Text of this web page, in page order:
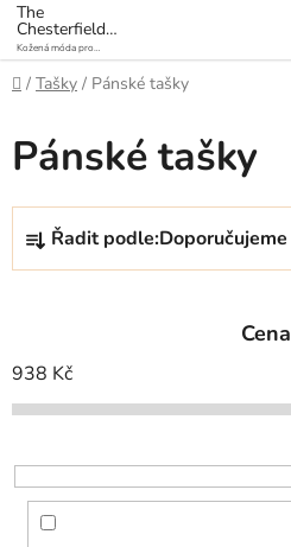
Přejít
na
obsah
The
Chesterfield
Brand
Kožená móda pro
každý den
Domů
/ Tašky / Pánské tašky
Pánské tašky
Ř
z
í
p
o
d
Řadit podle:Doporučujeme
Cena
938 Kč